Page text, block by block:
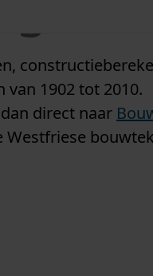
van 1902 tot 2010.
direct naar